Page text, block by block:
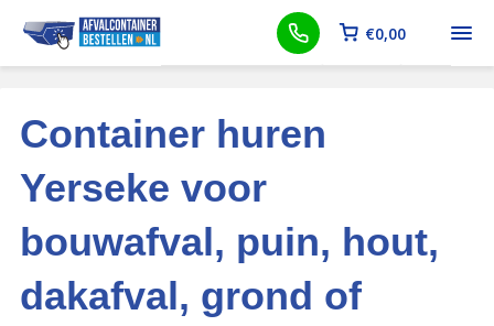
€0,00
Container huren
Yerseke voor
bouwafval, puin, hout,
dakafval, grond of